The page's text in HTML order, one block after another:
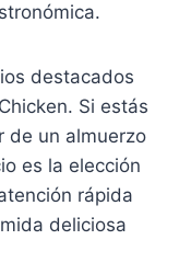
destacados
Si estás
de un almuerzo
es la elección
rápida
deliciosa